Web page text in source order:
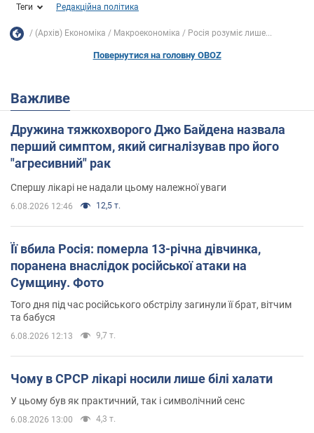
Теги Редакційна політика
(Архів) Економіка Mакроекономіка Росія розуміє лише...
Повернутися на головну OBOZ
Важливе
Дружина тяжкохворого Джо Байдена назвала
перший симптом, який сигналізував про його
"агресивний" рак
Спершу лікарі не надали цьому належної уваги
6.08.2026 12:46 12,5 т.
Її вбила Росія: померла 13-річна дівчинка,
поранена внаслідок російської атаки на
Сумщину. Фото
Того дня під час російського обстрілу загинули її брат, вітчим
та бабуся
6.08.2026 12:13 9,7 т.
Чому в СРСР лікарі носили лише білі халати
У цьому був як практичний, так і символічний сенс
6.08.2026 13:00 4,3 т.